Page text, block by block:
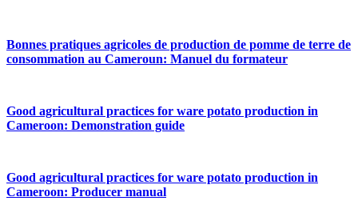
Bonnes pratiques agricoles de production de pomme de terre de
consommation au Cameroun: Manuel du formateur
Good agricultural practices for ware potato production in
Cameroon: Demonstration guide
Good agricultural practices for ware potato production in
Cameroon: Producer manual